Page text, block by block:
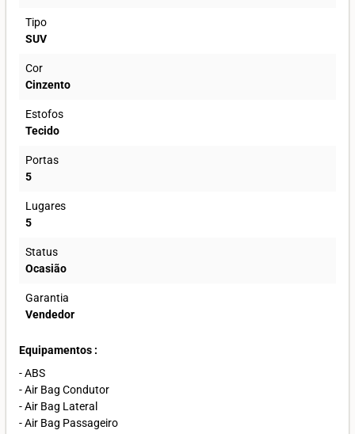
Tipo
SUV
Cor
Cinzento
Estofos
Tecido
Portas
5
Lugares
5
Status
Ocasião
Garantia
Vendedor
Equipamentos :
- ABS
- Air Bag Condutor
- Air Bag Lateral
- Air Bag Passageiro